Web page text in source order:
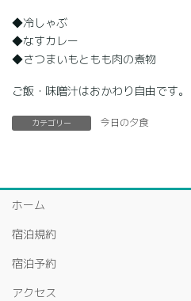
◆冷しゃぶ
◆なすカレー
◆さつまいもともも肉の煮物
ご飯・味噌汁はおかわり自由です。
カテゴリー 今日の夕食
ホーム
宿泊規約
宿泊予約
アクセス